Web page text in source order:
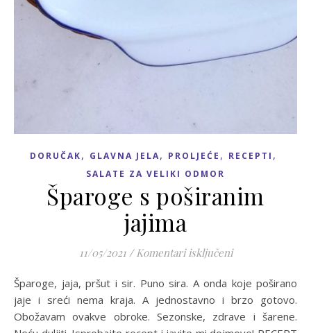
DORUČAK, GLAVNA JELA, PROLJEĆE , RECEPTI ,
SALATE ZA VELIKI ODMOR
Šparoge s poširanim
jajima
11/05/2021 / Komentari isključeniza Šparoge s
Šparoge, jaja, pršut i sir. Puno sira. A onda koje poširano
jaje i sreći nema kraja. A jednostavno i brzo gotovo.
Obožavam ovakve obroke. Sezonske, zdrave i šarene.